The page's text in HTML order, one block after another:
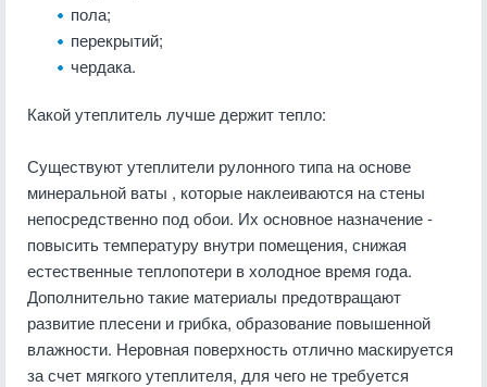
пола;
перекрытий;
чердака.
Какой утеплитель лучше держит тепло:
Существуют утеплители рулонного типа на основе
минеральной ваты , которые наклеиваются на стены
непосредственно под обои. Их основное назначение -
повысить температуру внутри помещения, снижая
естественные теплопотери в холодное время года.
Дополнительно такие материалы предотвращают
развитие плесени и грибка, образование повышенной
влажности. Неровная поверхность отлично маскируется
за счет мягкого утеплителя, для чего не требуется